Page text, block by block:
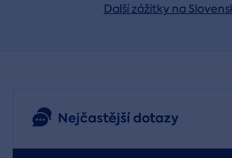
Další zážitky na
Nejčastější dotazy